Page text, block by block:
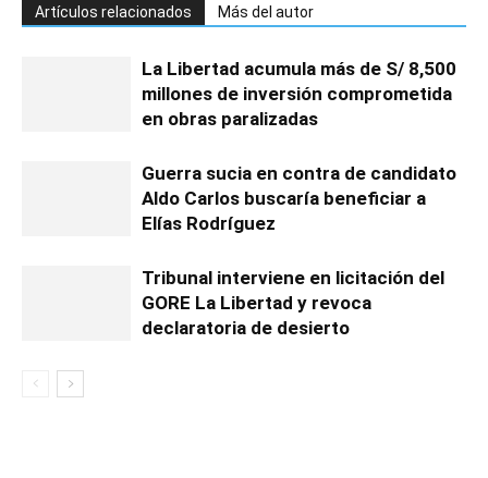
Artículos relacionados Más del autor
La Libertad acumula más de S/ 8,500
millones de inversión comprometida
en obras paralizadas
Guerra sucia en contra de candidato
Aldo Carlos buscaría beneficiar a
Elías Rodríguez
Tribunal interviene en licitación del
GORE La Libertad y revoca
declaratoria de desierto